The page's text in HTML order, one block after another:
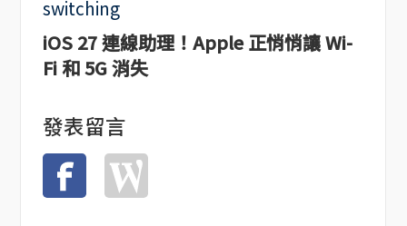
iOS 27 連線助理！Apple 正悄悄讓 Wi-
Fi 和 5G 消失
發表留言